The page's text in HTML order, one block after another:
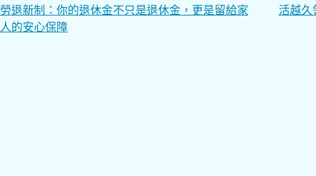
文
章
勞退新制：你的退休金不只是退休金，更是留給家
人的安心保障
活越久